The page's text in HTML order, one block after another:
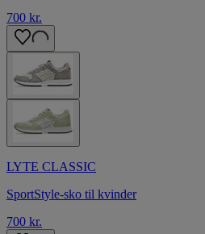
700 kr.
LYTE CLASSIC
SportStyle-sko til kvinder
700 kr.